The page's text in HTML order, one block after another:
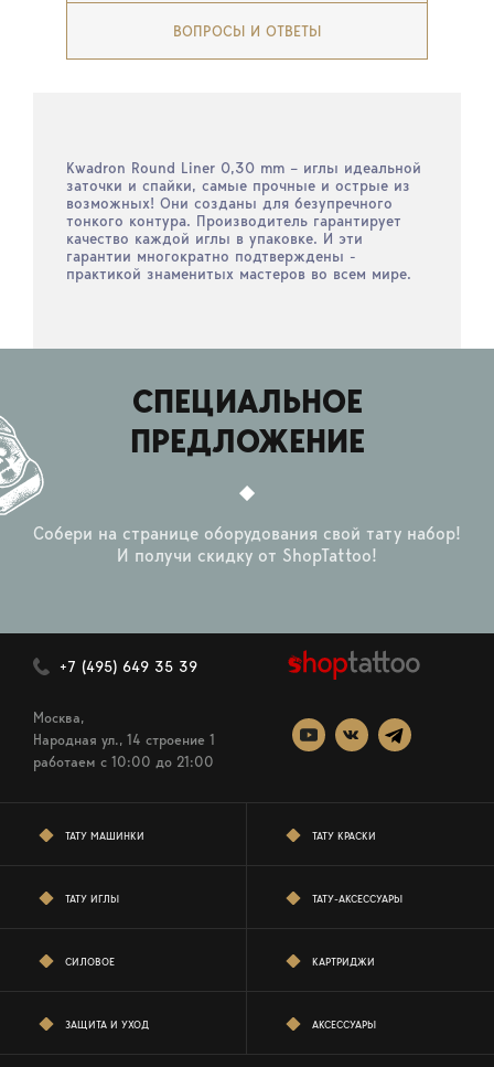
ВОПРОСЫ И ОТВЕТЫ
Kwadron Round Liner 0,30 mm – иглы идеальной
заточки и спайки, самые прочные и острые из
возможных! Они созданы для безупречного
тонкого контура. Производитель гарантирует
качество каждой иглы в упаковке. И эти
гарантии многократно подтверждены -
практикой знаменитых мастеров во всем мире.
СПЕЦИАЛЬНОЕ
ПРЕДЛОЖЕНИЕ
Собери на странице оборудования свой тату набор!
И получи скидку от ShopTattoo!
+7 (495) 649 35 39
Москва,
Народная ул., 14 строение 1
работаем c 10:00 до 21:00
ТАТУ МАШИНКИ ТАТУ КРАСКИ
ТАТУ ИГЛЫ ТАТУ-АКСЕССУАРЫ
СИЛОВОЕ КАРТРИДЖИ
ЗАЩИТА И УХОД АКСЕССУАРЫ